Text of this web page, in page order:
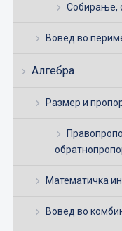
Собирање,
Вовед во
Алгебра
Размер и
Математичка
Вовед во